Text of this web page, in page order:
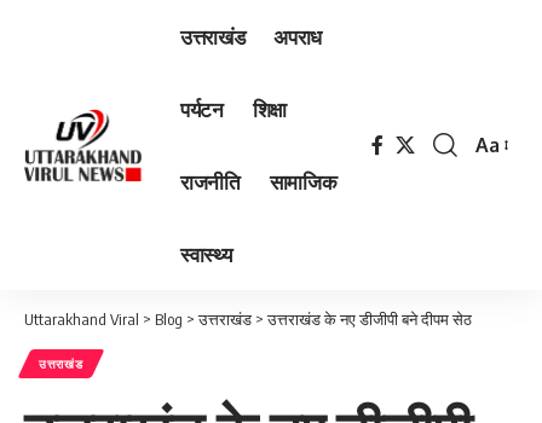
उत्तराखंड अपराध
पर्यटन शिक्षा
राजनीति सामाजिक
स्वास्थ्य
Font
Aa
Uttarakhand Viral > Blog >उत्तराखंड >उत्तराखंड के नए डीजीपी बने दीपम सेठ
उत्तराखंड